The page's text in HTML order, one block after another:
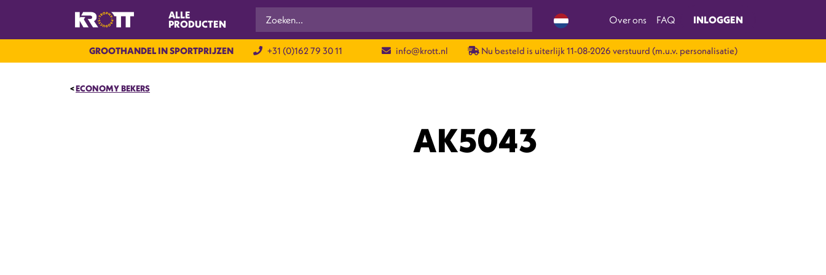
ALLE
PRODUCTEN Over ons FAQ INLOGGEN
GROOTHANDEL IN SPORTPRIJZEN +31 (0)162 79 30 11 info@krott.nl Nu besteld is uiterlijk 11-08-2026 verstuurd (m.u.v. personalisatie)
ECONOMY BEKERS
AK5043